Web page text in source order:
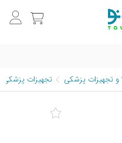
و تجهیزات پزشکی تجهیزات پزشکی